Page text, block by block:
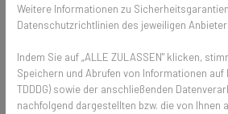
Die Asiatische Tigermücke ist in der Lage,
Krankheiten zu übertragen. Dazu zählen:
Dengue-Fieber: Das Dengue-Virus
bis keine Beschwerden, die nach
wieder abklingen. Das klassische
grippeartigen Beschwerden wie
Weitere Informationen zu
Datenschutzrichtlinien des jeweiligen
Indem Sie auf „ALLE ZULASSEN" klicken,
Speichern und Abrufen von Informationen auf
TDDDG) sowie der anschließenden
nachfolgend dargestellten bzw. die von Ihnen